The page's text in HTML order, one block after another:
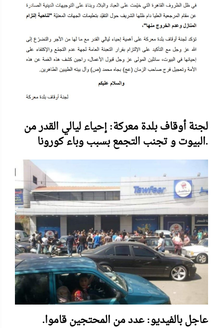
لجنة أوقاف بلدة معركة: إحياء ليالي القدر من
البيوت و تجنب التجمع بسبب وباء كورونا.
.عاجل بالفيديو: عدد من المحتجين قاموا